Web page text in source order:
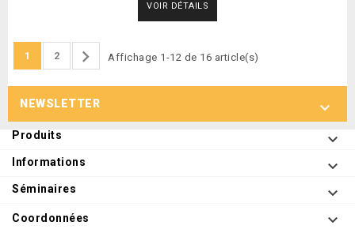
VOIR DÉTAILS
Affichage 1-12 de 16 article(s)
1 2 
NEWSLETTER 
Produits 
Informations 
Séminaires 
Coordonnées 